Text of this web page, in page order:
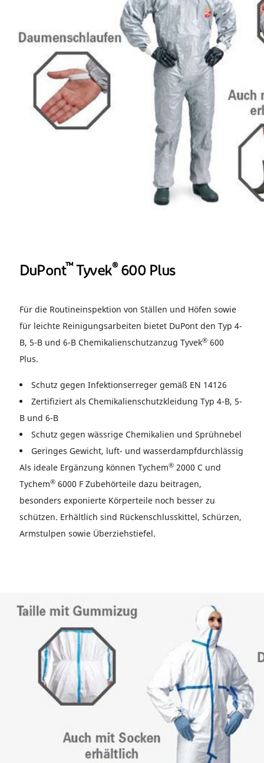
DuPont™ Tyvek® 600 Plus
Für die Routineinspektion von Ställen und Höfen sowie
für leichte Reinigungsarbeiten bietet DuPont den Typ 4-
B, 5-B und 6-B Chemikalienschutzanzug Tyvek® 600
Plus.
Schutz gegen Infektionserreger gemäß EN 14126
Zertifiziert als Chemikalienschutzkleidung Typ 4-B, 5-
B und 6-B
Schutz gegen wässrige Chemikalien und Sprühnebel
Geringes Gewicht, luft- und wasserdampfdurchlässig
Als ideale Ergänzung können Tychem® 2000 C und
Tychem® 6000 F Zubehörteile dazu beitragen,
besonders exponierte Körperteile noch besser zu
schützen. Erhältlich sind Rückenschlusskittel, Schürzen,
Armstulpen sowie Überziehstiefel.